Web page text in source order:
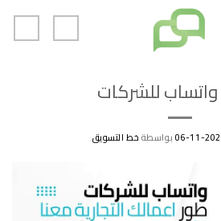
للشركات
2024- بواسطةخط التسويق